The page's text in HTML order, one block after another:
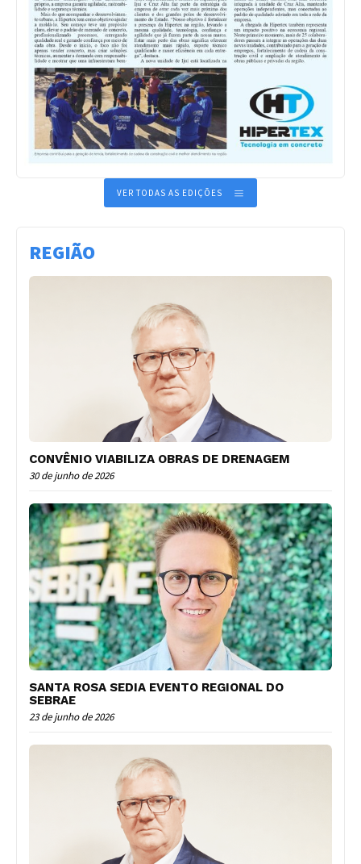
VER TODAS AS EDIÇÕES
REGIÃO
CONVÊNIO VIABILIZA OBRAS DE DRENAGEM
30 de junho de 2026
SANTA ROSA SEDIA EVENTO REGIONAL DO
SEBRAE
23 de junho de 2026